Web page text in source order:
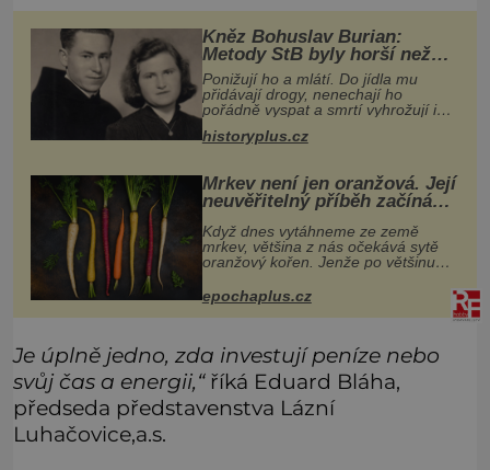
Kněz Bohuslav Burian:
Metody StB byly horší než
gestapácké trýznění
Ponižují ho a mlátí. Do jídla mu
přidávají drogy, nenechají ho
pořádně vyspat a smrtí vyhrožují i
nevydrží a estébákům podepíše
historyplus.cz
Mrkev není jen oranžová. Její
neuvěřitelný příběh začíná
Když dnes vytáhneme ze země
mrkev, většina z nás očekává sytě
oranžový kořen. Jenže po většinu
možné, jen ne oranžová. Je fialová,
žlutá, bílá, někdy dokonce téměř
černá.
epochaplus.cz
Je úplně jedno, zda investují peníze nebo
svůj čas a energii,“ říká Eduard Bláha,
předseda představenstva Lázní
Luhačovice,a.s.